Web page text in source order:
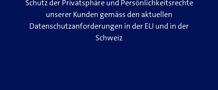
Schutz der Privatsphäre und Persönlichkeitsrechte
unserer Kunden gemäss den aktuellen
Datenschutzanforderungen in der EU und in der
Schweiz